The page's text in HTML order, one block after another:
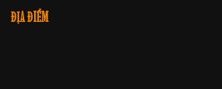
ĐỊA ĐIỂM